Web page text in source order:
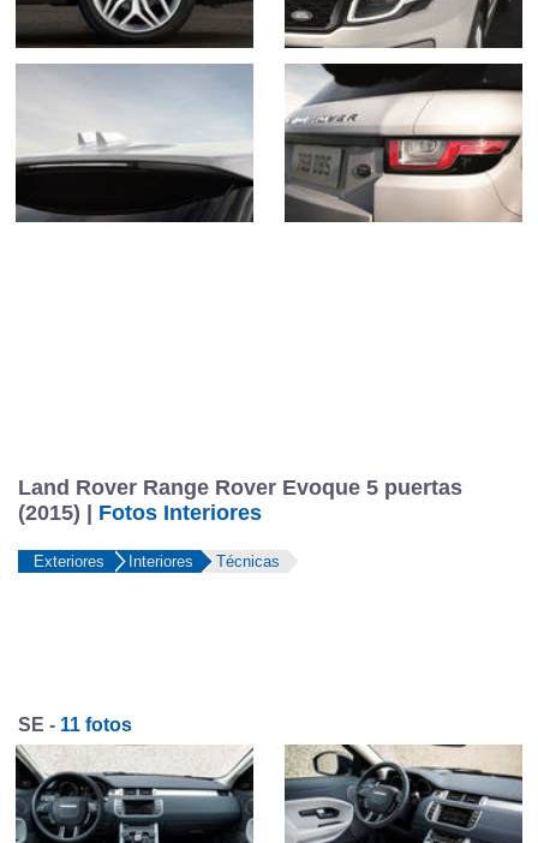
Land Rover Range Rover Evoque 5 puertas
(2015) | Fotos Interiores
Exteriores Interiores Técnicas
SE - 11 fotos